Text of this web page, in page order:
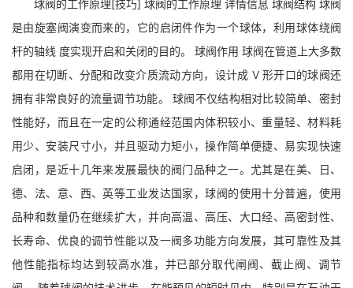
球阀的工作原理[技巧] 球阀的工作原理 详情信息 球阀结构 球阀
是由旋塞阀演变而来的，它的启闭件作为一个球体，利用球体绕阀
杆的轴线 度实现开启和关闭的目的。 球阀作用 球阀在管道上大多数
都用在切断、分配和改变介质流动方向，设计成 V 形开口的球阀还
拥有非常良好的流量调节功能。 球阀不仅结构相对比较简单、密封
性能好，而且在一定的公称通经范围内体积较小、重量轻、材料耗
用少、安装尺寸小，并且驱动力矩小，操作简单便捷、易实现快速
启闭，是近十几年来发展最快的阀门品种之一。尤其是在美、日、
德、法、意、西、英等工业发达国家，球阀的使用十分普遍，使用
品种和数量仍在继续扩大，并向高温、高压、大口经、高密封性、
长寿命、优良的调节性能以及一阀多功能方向发展，其可靠性及其
他性能指标均达到较高水准，并已部分取代闸阀、截止阀、调节